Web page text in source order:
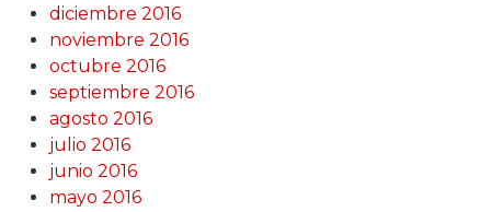
diciembre 2016
noviembre 2016
octubre 2016
septiembre 2016
agosto 2016
julio 2016
junio 2016
mayo 2016